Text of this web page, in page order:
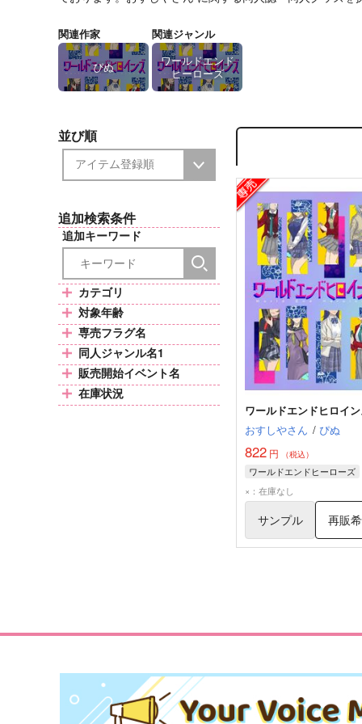
関連作家
ぴぬ
関連ジャンル
ワールドエンド
ヒーローズ
並び順
追加検索条件
追加キーワード
カテゴリ
対象年齢
専売フラグ名
同人ジャンル名1
販売開始イベント名
在庫状況
ワールドエンドヒロイ
おすしやさん / ぴぬ
822 円 （税込）
ワールドエンドヒーローズ
×：在庫なし
サンプル 再販